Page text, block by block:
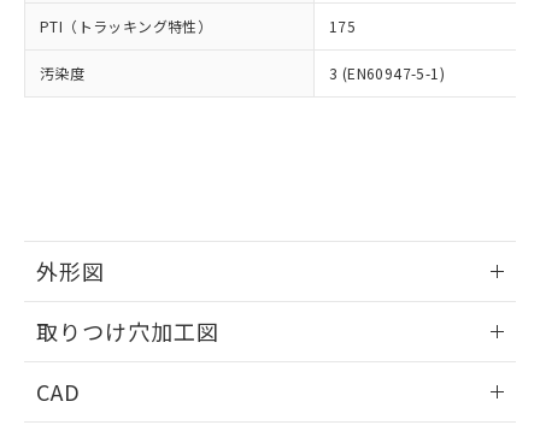
PTI（トラッキング特性） 175
汚染度 3 (EN60947-5-1)
外形図
取りつけ穴加工図
CAD
※当社の共同利用者とは、"個人情報
の「1.共同利
用者の範囲」に記載されている法人を
EU RoHS指令（10物質）の非含有証明書
51物質の非含有証明書（当社基準）
※本証明書は発行日時点で非含有を証明す
るもので、過去に遡って非含有を証明する
していることから、特段のことがない限
り、2022年1月12日より割愛しておりま
す。